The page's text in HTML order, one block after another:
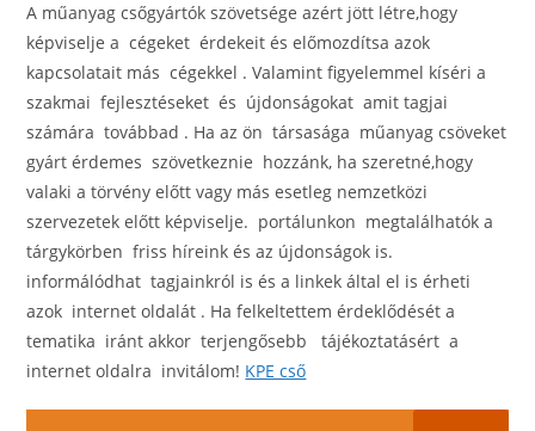
A műanyag csőgyártók szövetsége azért jött létre,hogy
képviselje a cégeket érdekeit és előmozdítsa azok
kapcsolatait más cégekkel . Valamint figyelemmel kíséri a
szakmai fejlesztéseket és újdonságokat amit tagjai
számára továbbad . Ha az ön társasága műanyag csöveket
gyárt érdemes szövetkeznie hozzánk, ha szeretné,hogy
valaki a törvény előtt vagy más esetleg nemzetközi
szervezetek előtt képviselje. portálunkon megtalálhatók a
tárgykörben friss híreink és az újdonságok is.
informálódhat tagjainkról is és a linkek által el is érheti
azok internet oldalát . Ha felkeltettem érdeklődését a
tematika iránt akkor terjengősebb tájékoztatásért a
internet oldalra invitálom! KPE cső